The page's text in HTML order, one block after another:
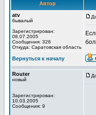
Автор
atv
бывалый
Зарегистрирован:
08.07.2005
Сообщения: 326
Откуда: Саратовская область
Вернуться к началу
Router
новый
Зарегистрирован:
10.03.2005
Сообщения: 9